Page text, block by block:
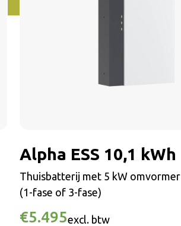
Alpha ESS 10,1 kWh
Thuisbatterij met 5 kW omvormer
(1-fase of 3-fase)
€5.495excl. btw